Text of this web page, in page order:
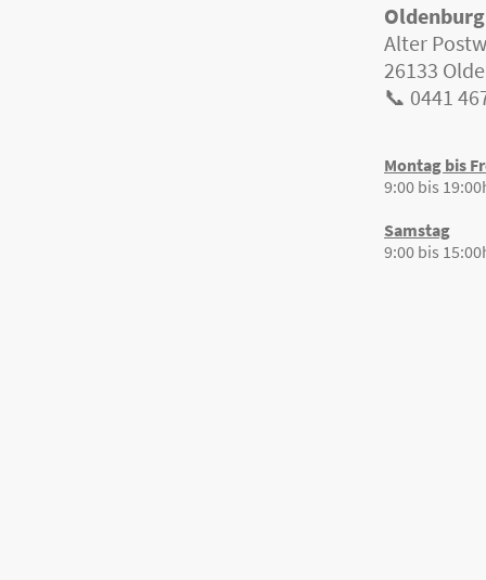
Oldenburg
Alter
26133
📞 0441
Montag bis
9:00 bis
Samstag
9:00 bis